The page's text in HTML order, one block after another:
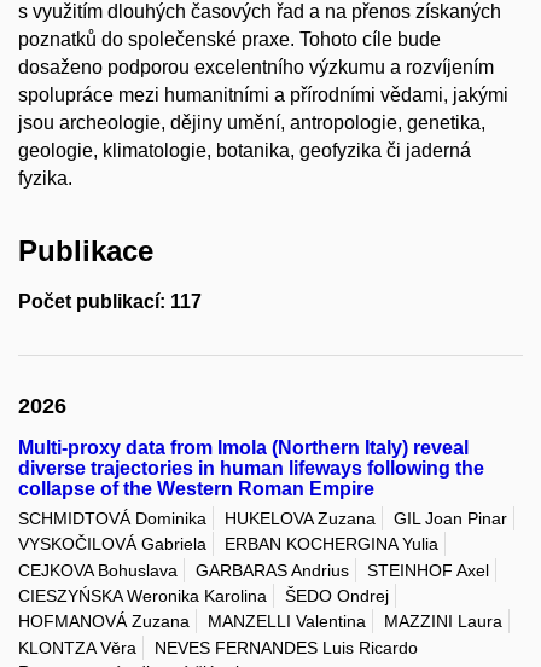
s využitím dlouhých časových řad a na přenos získaných
poznatků do společenské praxe. Tohoto cíle bude
dosaženo podporou excelentního výzkumu a rozvíjením
spolupráce mezi humanitními a přírodními vědami, jakými
jsou archeologie, dějiny umění, antropologie, genetika,
geologie, klimatologie, botanika, geofyzika či jaderná
fyzika.
Publikace
Počet publikací: 117
2026
Multi-proxy data from Imola (Northern Italy) reveal
diverse trajectories in human lifeways following the
collapse of the Western Roman Empire
SCHMIDTOVÁ Dominika HUKELOVA Zuzana
GIL Joan Pinar
VYSKOČILOVÁ Gabriela
ERBAN KOCHERGINA Yulia
CEJKOVA Bohuslava
GARBARAS Andrius
STEINHOF Axel
CIESZYŃSKA Weronika Karolina
ŠEDO Ondrej
HOFMANOVÁ Zuzana
MANZELLI Valentina
MAZZINI Laura
KLONTZA Věra
NEVES FERNANDES Luis Ricardo